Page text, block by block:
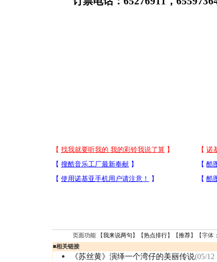
页面功能 【我来说两句 】【热点排行】【推荐】【字体
■相关链接
《苏丝黄》演绎一个湾仔的美丽传说(05/12